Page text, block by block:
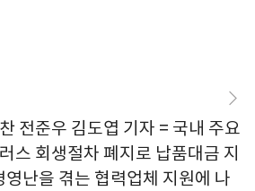
전준우 김도엽 기자 = 국내 주요
스 회생절차 폐지로 납품대금 지
난을 겪는 협력업체 지원에 나